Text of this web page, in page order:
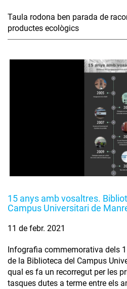
Taula rodona ben parada de
productes ecològics
15 anys amb vosaltres.
Campus Universitari de
11 de febr. 2021
Infografia commemorativa dels
de la Biblioteca del Campus
qual es fa un recorregut per les
tasques dutes a terme entre els